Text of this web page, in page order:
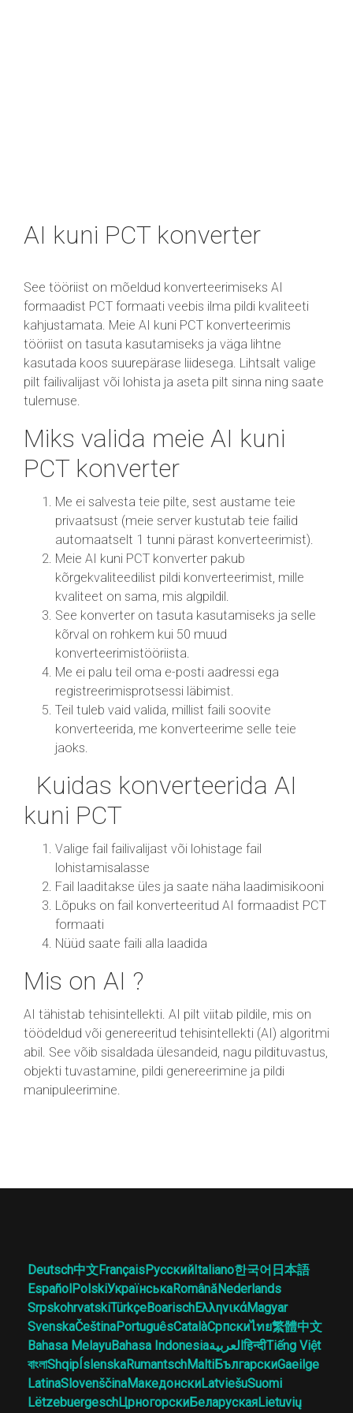
AI kuni PCT konverter
See tööriist on mõeldud konverteerimiseks AI
formaadist PCT formaati veebis ilma pildi kvaliteeti
kahjustamata. Meie AI kuni PCT konverteerimis
tööriist on tasuta kasutamiseks ja väga lihtne
kasutada koos suurepärase liidesega. Lihtsalt valige
pilt failivalijast või lohista ja aseta pilt sinna ning saate
tulemuse.
Miks valida meie AI kuni
PCT konverter
Me ei salvesta teie pilte, sest austame teie
privaatsust (meie server kustutab teie failid
automaatselt 1 tunni pärast konverteerimist).
Meie AI kuni PCT konverter pakub
kõrgekvaliteedilist pildi konverteerimist, mille
kvaliteet on sama, mis algpildil.
See konverter on tasuta kasutamiseks ja selle
kõrval on rohkem kui 50 muud
konverteerimistööriista.
Me ei palu teil oma e-posti aadressi ega
registreerimisprotsessi läbimist.
Teil tuleb vaid valida, millist faili soovite
konverteerida, me konverteerime selle teie
jaoks.
Kuidas konverteerida AI
kuni PCT
Valige fail failivalijast või lohistage fail
lohistamisalasse
Fail laaditakse üles ja saate näha laadimisikooni
Lõpuks on fail konverteeritud AI formaadist PCT
formaati
Nüüd saate faili alla laadida
Mis on AI ?
AI tähistab tehisintellekti. AI pilt viitab pildile, mis on
töödeldud või genereeritud tehisintellekti (AI) algoritmi
abil. See võib sisaldada ülesandeid, nagu pildituvastus,
objekti tuvastamine, pildi genereerimine ja pildi
manipuleerimine.
Deutsch中文FrançaisРусскийItaliano한국어 日本語
EspañolPolskiУкраїнськаRomânăNederlands
SrpskohrvatskiTürkçeBoarischΕλληνικάMagyar
SvenskaČeštinaPortuguêsCatalàСрпскиไทย繁體中文
Bahasa MelayuBahasa Indonesiaالعربيةहिन्दीTiếng Việt
বাংলাShqipÍslenskaRumantschMaltiБългарскиGaeilge
LatinaSlovenščinaМакедонскиLatviešuSuomi
LëtzebuergeschЦрногорскиБеларускаяLietuvių